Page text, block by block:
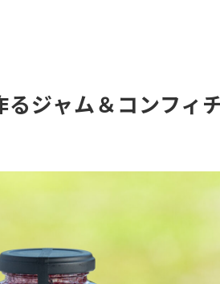
ジャム＆コンフィ